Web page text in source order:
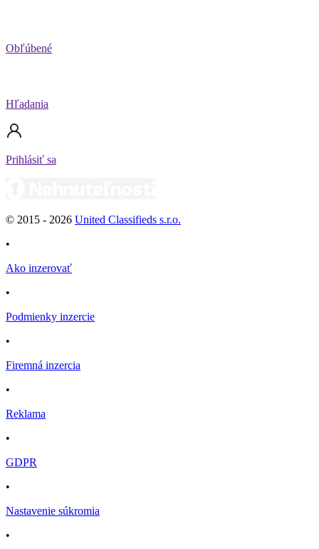
Obľúbené
Hľadania
Prihlásiť sa
© 2015 - 2026 United Classifieds s.r.o.
•
Ako inzerovať
•
Podmienky inzercie
•
Firemná inzercia
•
Reklama
•
GDPR
•
Nastavenie súkromia
•